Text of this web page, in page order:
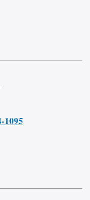
1095